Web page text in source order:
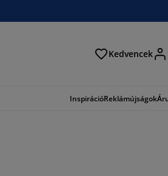
Kedvencek
InspirációReklámújságok